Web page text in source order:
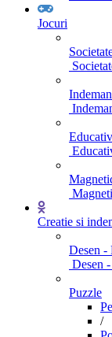
Jocuri
Creatie si
Desen -
Desen
Puzzle
/